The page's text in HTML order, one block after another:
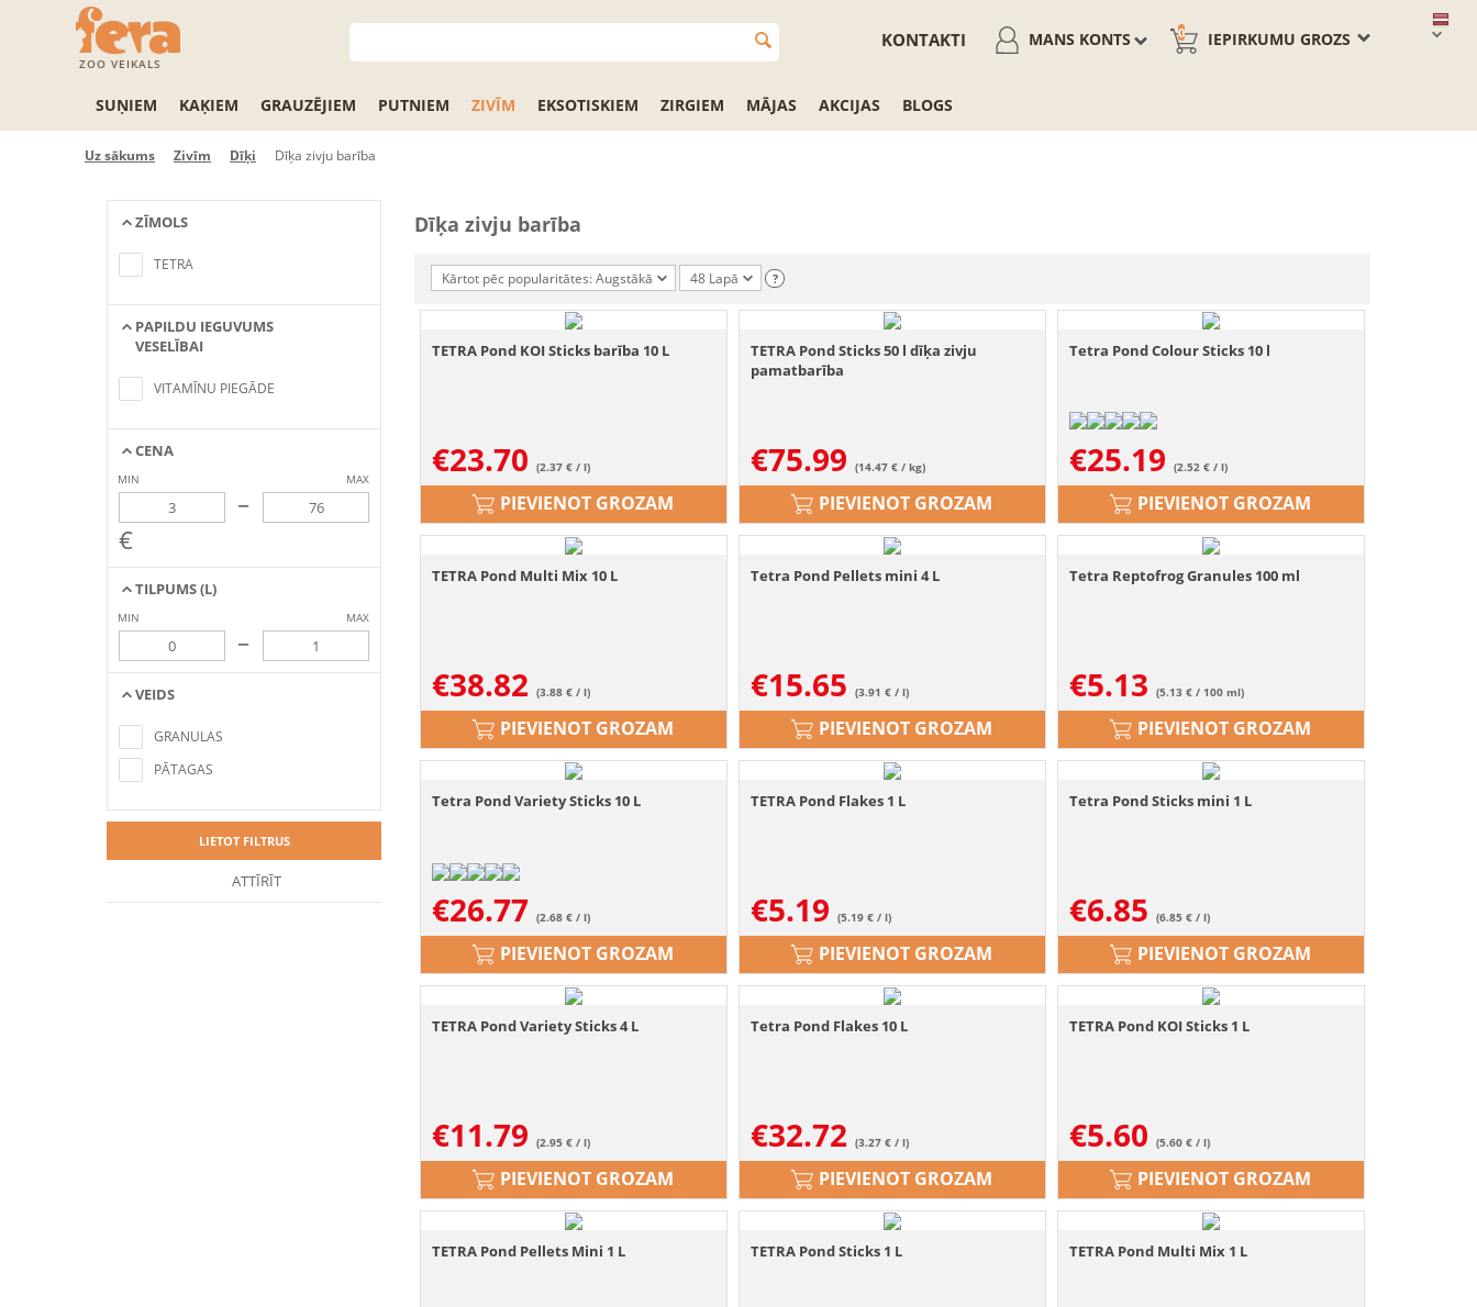
ZOO VEIKALS
IEPIRKUMU GROZS
0
MANS KONTS
KONTAKTI
SUŅIEM KAĶIEM GRAUZĒJIEM PUTNIEM ZIVĪM EKSOTISKIEM ZIRGIEM MĀJAS AKCIJAS BLOGS
Uz sākums Zivīm Dīķi Dīķa zivju barība
ZĪMOLS
TETRA
PAPILDU IEGUVUMS
VESELĪBAI
criteria
VITAMĪNU PIEGĀDE
CENA
MIN MAX
–
€
TILPUMS (L)
MIN MAX
–
VEIDS
criteria
GRANULAS
PĀTAGAS
LIETOT FILTRUS
ATTĪRĪT
Dīķa zivju barība
Kārtot pēc popularitātes: Augstākā 48 Lapā ?
TETRA Pond KOI Sticks barība 10 L
€23.70 (2.37 € / l)
PIEVIENOT GROZAM
TETRA Pond Sticks 50 l dīķa zivju
pamatbarība
€75.99 (14.47 € / kg)
PIEVIENOT GROZAM
Tetra Pond Colour Sticks 10 l
€25.19 (2.52 € / l)
PIEVIENOT GROZAM
TETRA Pond Multi Mix 10 L
€38.82 (3.88 € / l)
PIEVIENOT GROZAM
Tetra Pond Pellets mini 4 L
€15.65 (3.91 € / l)
PIEVIENOT GROZAM
Tetra Reptofrog Granules 100 ml
€5.13 (5.13 € / 100 ml)
PIEVIENOT GROZAM
Tetra Pond Variety Sticks 10 L
€26.77 (2.68 € / l)
PIEVIENOT GROZAM
TETRA Pond Flakes 1 L
€5.19 (5.19 € / l)
PIEVIENOT GROZAM
Tetra Pond Sticks mini 1 L
€6.85 (6.85 € / l)
PIEVIENOT GROZAM
TETRA Pond Variety Sticks 4 L
€11.79 (2.95 € / l)
PIEVIENOT GROZAM
Tetra Pond Flakes 10 L
€32.72 (3.27 € / l)
PIEVIENOT GROZAM
TETRA Pond KOI Sticks 1 L
€5.60 (5.60 € / l)
PIEVIENOT GROZAM
TETRA Pond Pellets Mini 1 L TETRA Pond Sticks 1 L TETRA Pond Multi Mix 1 L